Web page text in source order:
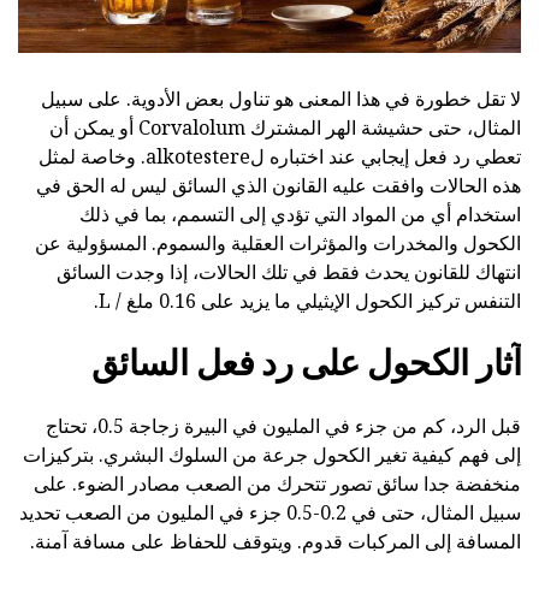
لا تقل خطورة في هذا المعنى هو تناول بعض الأدوية. على سبيل
المثال، حتى حشيشة الهر المشترك Corvalolum أو يمكن أن
تعطي رد فعل إيجابي عند اختباره لalkotestere. وخاصة لمثل
هذه الحالات وافقت عليه القانون الذي السائق ليس له الحق في
استخدام أي من المواد التي تؤدي إلى التسمم، بما في ذلك
الكحول والمخدرات والمؤثرات العقلية والسموم. المسؤولية عن
انتهاك للقانون يحدث فقط في تلك الحالات، إذا وجدت السائق
التنفس تركيز الكحول الإيثيلي ما يزيد على 0.16 ملغ / L.
آثار الكحول على رد فعل السائق
قبل الرد، كم من جزء في المليون في البيرة زجاجة 0.5، تحتاج
إلى فهم كيفية تغير الكحول جرعة من السلوك البشري. بتركيزات
منخفضة جدا سائق تصور تتحرك من الصعب مصادر الضوء. على
سبيل المثال، حتى في 0.2-0.5 جزء في المليون من الصعب تحديد
المسافة إلى المركبات قدوم. ويتوقف للحفاظ على مسافة آمنة.